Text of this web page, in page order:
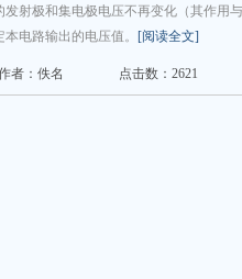
射极和集电极电压不再变化（其作用
电路输出的电压值。 [阅读全文]
者：佚名 点击数：2621